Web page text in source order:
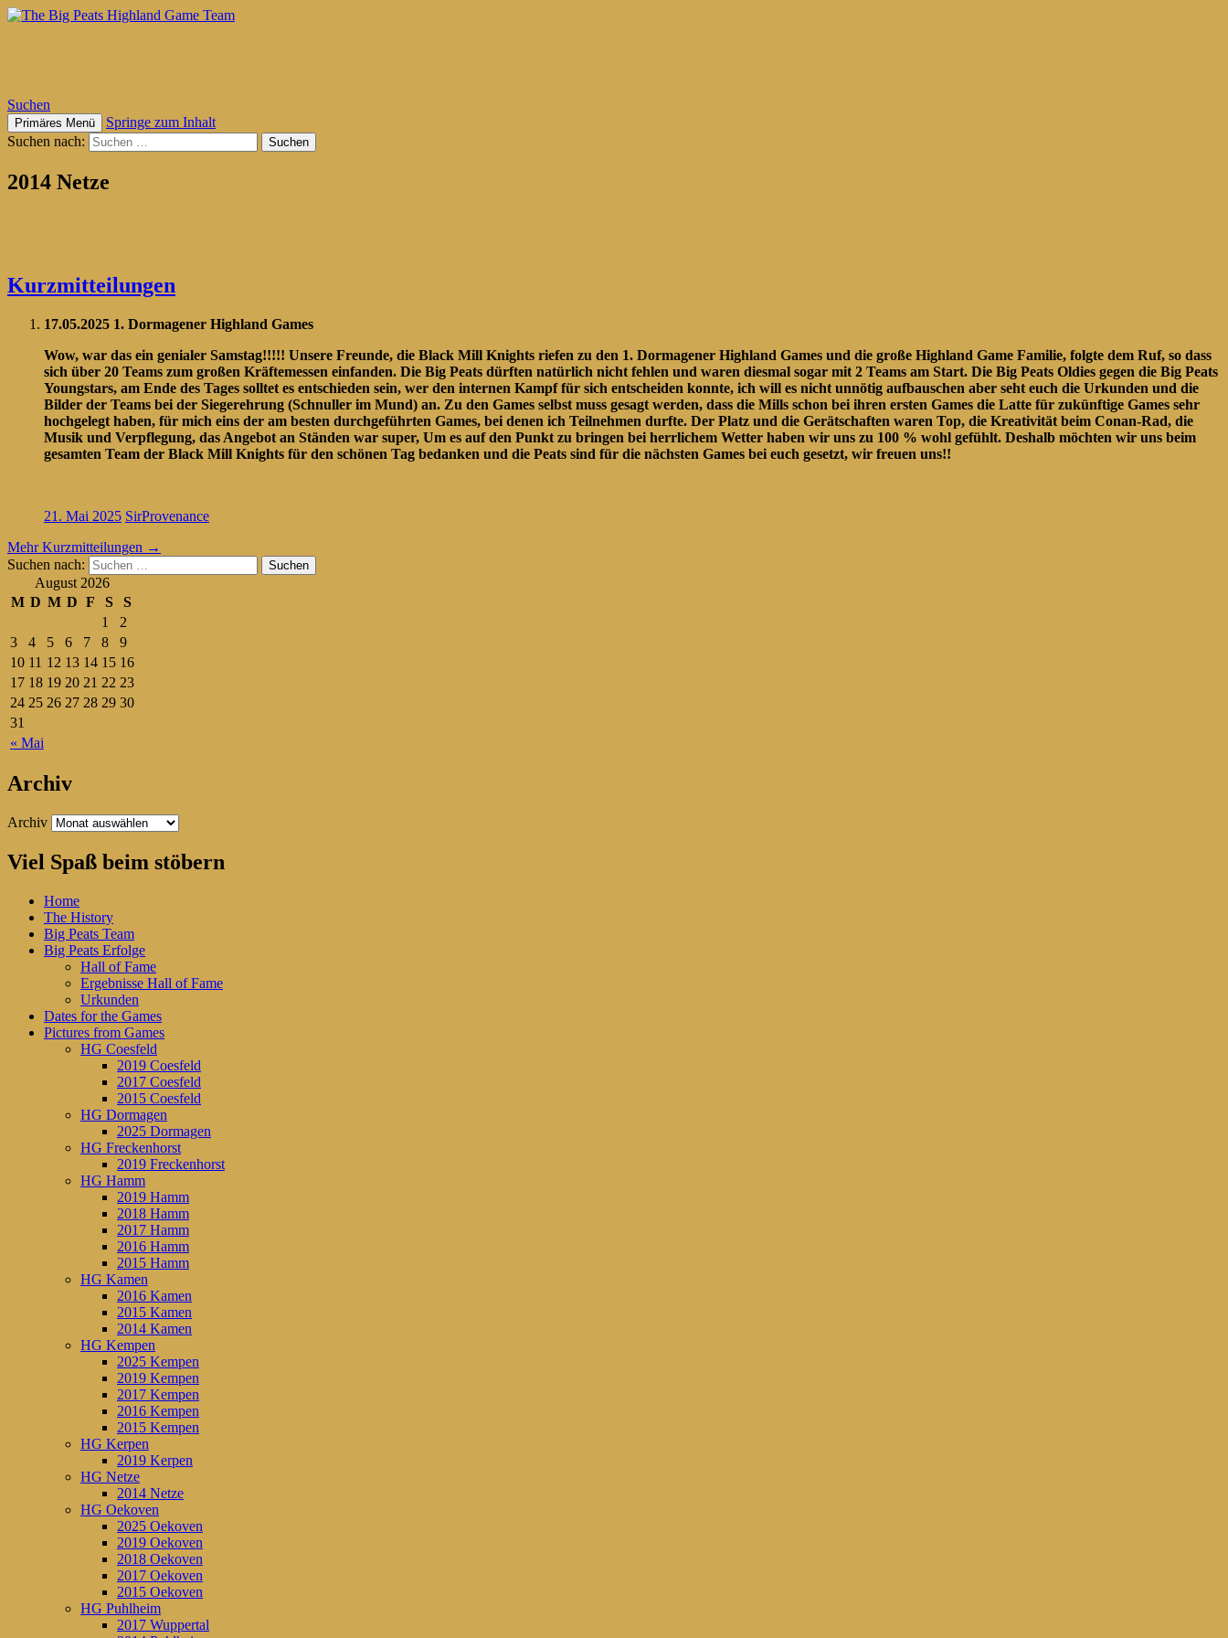
Suchen
Primäres Menü
Springe zum Inhalt
Suchen nach:
2014 Netze
Kurzmitteilungen
17.05.2025 1. Dormagener Highland Games
Wow, war das ein genialer Samstag!!!!! Unsere Freunde, die Black Mill Knights riefen zu den 1. Dormagener Highland Games und die große Highland Game Familie, folgte dem Ruf, so dass
sich über 20 Teams zum großen Kräftemessen einfanden. Die Big Peats dürften natürlich nicht fehlen und waren diesmal sogar mit 2 Teams am Start. Die Big Peats Oldies gegen die Big Peats
Youngstars, am Ende des Tages solltet es entschieden sein, wer den internen Kampf für sich entscheiden konnte, ich will es nicht unnötig aufbauschen aber seht euch die Urkunden und die
Bilder der Teams bei der Siegerehrung (Schnuller im Mund) an. Zu den Games selbst muss gesagt werden, dass die Mills schon bei ihren ersten Games die Latte für zukünftige Games sehr
hochgelegt haben, für mich eins der am besten durchgeführten Games, bei denen ich Teilnehmen durfte. Der Platz und die Gerätschaften waren Top, die Kreativität beim Conan-Rad, die
Musik und Verpflegung, das Angebot an Ständen war super, Um es auf den Punkt zu bringen bei herrlichem Wetter haben wir uns zu 100 % wohl gefühlt. Deshalb möchten wir uns beim
gesamten Team der Black Mill Knights für den schönen Tag bedanken und die Peats sind für die nächsten Games bei euch gesetzt, wir freuen uns!!
21. Mai 2025 SirProvenance
Mehr Kurzmitteilungen →
Suchen nach:
August 2026
M D M D F S S
« Mai
1
2
3
4 5 6 7 8
9
10 11 12 13 14 15 16
17 18 19 20 21 22 23
24 25 26 27 28 29 30
31
Archiv
Archiv
Viel Spaß beim stöbern
Home
The History
Big Peats Team
Big Peats Erfolge
Hall of Fame
Ergebnisse Hall of Fame
Urkunden
Dates for the Games
Pictures from Games
HG Coesfeld
2019 Coesfeld
2017 Coesfeld
2015 Coesfeld
HG Dormagen
2025 Dormagen
HG Freckenhorst
2019 Freckenhorst
HG Hamm
2019 Hamm
2018 Hamm
2017 Hamm
2016 Hamm
2015 Hamm
HG Kamen
2016 Kamen
2015 Kamen
2014 Kamen
HG Kempen
2025 Kempen
2019 Kempen
2017 Kempen
2016 Kempen
2015 Kempen
HG Kerpen
2019 Kerpen
HG Netze
2014 Netze
HG Oekoven
2025 Oekoven
2019 Oekoven
2018 Oekoven
2017 Oekoven
2015 Oekoven
HG Puhlheim
2017 Wuppertal